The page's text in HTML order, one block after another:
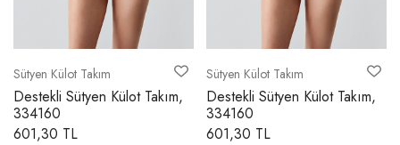
Sütyen Külot Takım
Destekli Sütyen Külot Takım,
334160
601,30 TL
Sütyen Külot Takım
Destekli Sütyen Külot Takım,
334160
601,30 TL